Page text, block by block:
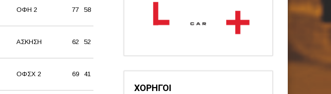
ΟΦΗ 2 77 58
ΑΣΚΗΣΗ 62 52
ΟΦΣΧ 2 69 41
ΧΟΡΗΓΟΙ